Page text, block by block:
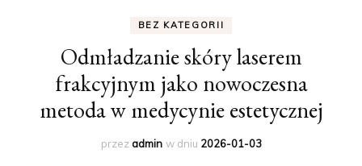
BEZ KATEGORII
Odmładzanie skóry laserem
frakcyjnym jako nowoczesna
metoda w medycynie estetycznej
przezadmin w dniu 2026-01-03